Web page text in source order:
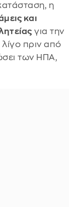
η
και
για την
πριν από
των ΗΠΑ,